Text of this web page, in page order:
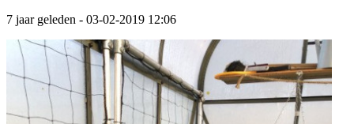
7 jaar geleden - 03-02-2019 12:06